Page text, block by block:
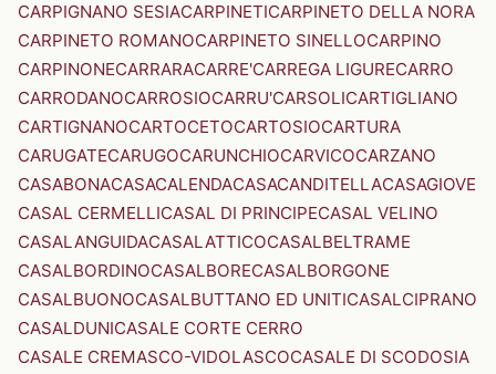
CARPIGNANO SESIACARPINETICARPINETO DELLA NORA
CARPINETO ROMANOCARPINETO SINELLOCARPINO
CARPINONECARRARACARRE'CARREGA LIGURECARRO
CARRODANOCARROSIOCARRU'CARSOLICARTIGLIANO
CARTIGNANOCARTOCETOCARTOSIOCARTURA
CARUGATECARUGOCARUNCHIOCARVICOCARZANO
CASABONACASACALENDACASACANDITELLACASAGIOVE
CASAL CERMELLICASAL DI PRINCIPECASAL VELINO
CASALANGUIDACASALATTICOCASALBELTRAME
CASALBORDINOCASALBORECASALBORGONE
CASALBUONOCASALBUTTANO ED UNITICASALCIPRANO
CASALDUNICASALE CORTE CERRO
CASALE CREMASCO-VIDOLASCOCASALE DI SCODOSIA